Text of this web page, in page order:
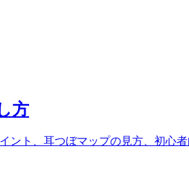
方
ト、耳つぼマップの見方、初心